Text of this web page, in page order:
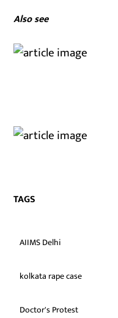
Also see
TAGS
AIIMS Delhi
kolkata rape case
Doctor's Protest